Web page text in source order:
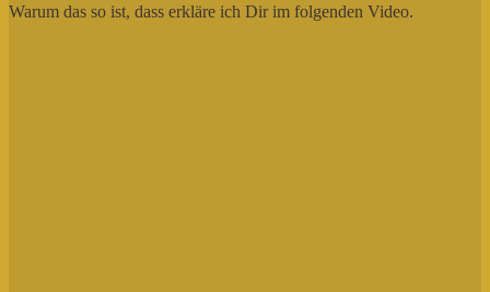
Warum das so ist, dass erkläre ich Dir im folgenden Video.